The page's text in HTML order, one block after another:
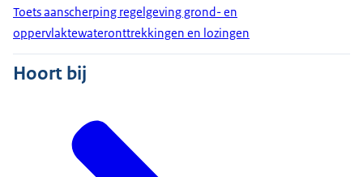
Toets aanscherping regelgeving grond- en
oppervlaktewateronttrekkingen en lozingen
Hoort bij